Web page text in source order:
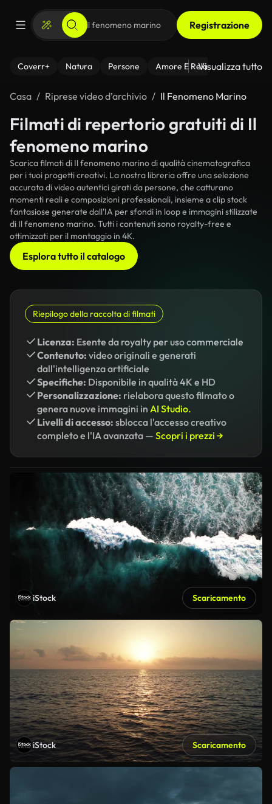
Registrazione
Coverr+ Natura Persone Amore E Relazioni Il
Visualizza tutto
Casa Riprese video d’archivio Il Fenomeno Marino
Filmati di repertorio gratuiti di Il
fenomeno marino
Scarica filmati di Il fenomeno marino di qualità cinematografica
per i tuoi progetti creativi. La nostra libreria offre una selezione
accurata di video autentici girati da persone, che catturano
momenti reali e composizioni professionali, insieme a clip stock
fantasiose generate dall'IA per sfondi in loop e immagini stilizzate
di Il fenomeno marino. Tutti i contenuti sono royalty-free e
ottimizzati per il montaggio in 4K.
Esplora tutto il catalogo
Riepilogo della raccolta di filmati
Licenza: Esente da royalty per uso commerciale
Contenuto: video originali e generati
dall'intelligenza artificiale
Specifiche: Disponibile in qualità 4K e HD
Personalizzazione: rielabora questo filmato o
genera nuove immagini in AI Studio.
Livelli di accesso: sblocca l'accesso creativo
completo e l'IA avanzata — Scopri i prezzi →
iStock Scaricamento
iStock Scaricamento